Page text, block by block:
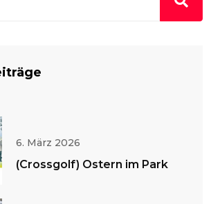
6. März 2026
(Crossgolf) Ostern im Park